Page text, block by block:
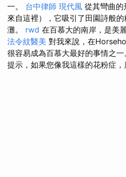
一。 台中律師 現代風 從其彎曲的
來自這裡），它吸引了田園詩般
灘。 rwd 在百慕大的南岸，是美
法令紋醫美 對我來說，在
很容易成為百慕大最好的事情之一
提示，如果您像我這樣的花粉症，